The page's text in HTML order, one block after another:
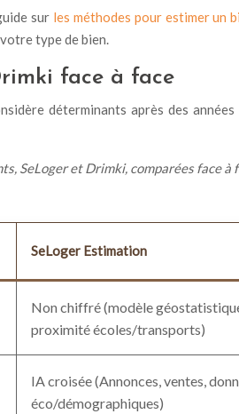
sur les méthodes pour estimer un
type de bien.
face à face
déterminants après des années
SeLoger et Drimki, comparées face à
SeLoger Estimation
Non chiffré (modèle
proximité écoles/transports)
IA croisée (Annonces, ventes,
éco/démographiques)